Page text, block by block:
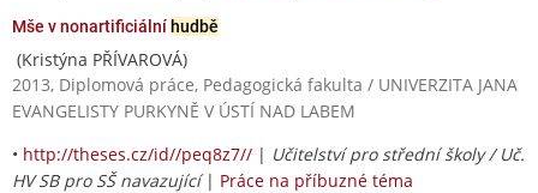
Mše v nonartificiálníhudbě
(Kristýna PŘÍVAROVÁ)
2013, Diplomová práce, Pedagogická fakulta / UNIVERZITA JANA
EVANGELISTY PURKYNĚ V ÚSTÍ NAD LABEM
• http://theses.cz/id//peq8z7// | Učitelství pro střední školy / Uč.
HV SB pro SŠ navazující| Práce na příbuzné téma